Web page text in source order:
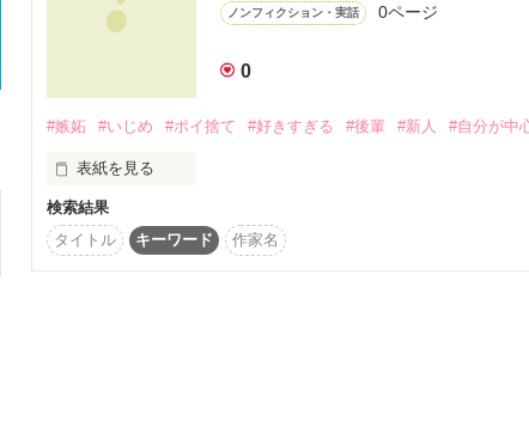
詳しく検索
タイトル
ジャンル
ステータス
ノンフィクション・実話 0ページ
0
#嫉妬 #いじめ #ポイ捨て #好きすぎる #後輩 #新人 #自分が中
表紙を見る
主人公こと竹輪美恵は社員一のおしゃべりで、みんなからの
も好かれていたが...
美恵には嫉妬深いという難点があった。お気に入りの新人が
検索結果
タイトル
キーワード 作家名